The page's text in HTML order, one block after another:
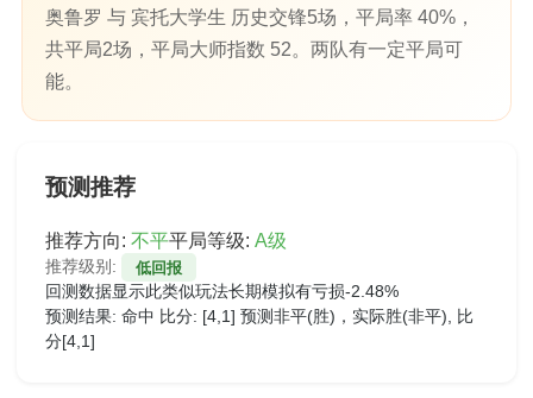
奥鲁罗 与 宾托大学生 历史交锋5场，平局率 40%，
共平局2场，平局大师指数 52。两队有一定平局可
能。
预测推荐
推荐方向:不平平局等级:A级
推荐级别: 低回报
回测数据显示此类似玩法长期模拟有亏损-2.48%
预测结果: 命中 比分: [4,1] 预测非平(胜)，实际胜(非平), 比
分[4,1]